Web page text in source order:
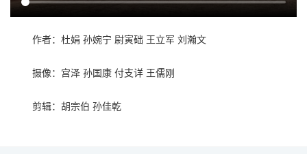
作者：杜娟 孙婉宁 尉寅础 王立军 刘瀚文
摄像：宫泽 孙国康 付支详 王儒刚
剪辑：胡宗伯 孙佳乾